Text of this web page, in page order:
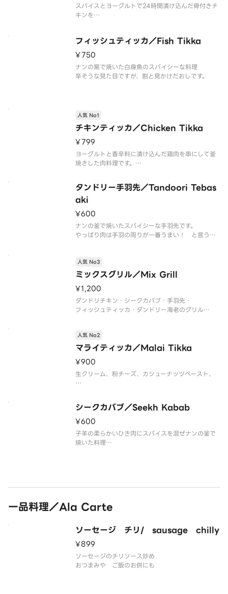
スパイスとヨーグルトで24時間漬け込んだ骨付きチ
キンを
◆セットメニューBとファミリーセットには入って
います。
フィッシュティッカ／Fish Tikka
¥750
ナンの窯で焼いた白身魚のスパイシーな料理
辛そうな見た目ですが、割と見かけだおしです。
チキンティッカ／Chicken Tikka
人気 No1
¥799
ヨーグルトと香辛料に漬け込んだ鶏肉を串にして釜
焼きした肉料理です。
専用釜で蒸し焼きにしてあるので 柔らかくて おい
しいです。
見た目は辛そうですが、辛味はほとんどないので、
タンドリー手羽先／Tandoori Tebas
aki
¥600
ナンの釜で焼いたスパイシーな手羽先です。
やっぱり肉は手羽の周りが一番うまい！ と言うお
ミックスグリル／Mix Grill
人気 No3
¥1,200
ダンドリチキン・シークカバブ・手羽先・
フィッシュティッカ・ダンドリー海老のグリル
マライティッカ／Malai Tikka
人気 No2
¥900
生クリーム、粉チーズ、カシューナッツペースト、
特に女性やお子さんに人気です。
シークカバブ／Seekh Kabab
¥600
子羊の柔らかいひき肉にスパイスを混ぜナンの釜で
焼いた料理
一品料理／Ala Carte
ソーセージ チリ/ sausage chilly
¥899
ソーセージのチリソース炒め
おつまみや ご飯のお供にも